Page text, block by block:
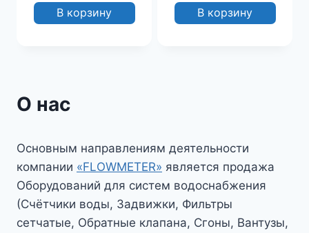
83
000
82
200
В корзину
650
000 UZS.
550
000 UZS.
В корзину
О нас
Основным направлениям деятельности
компании «FLOWMETER» является продажа
Оборудований для систем водоснабжения
(Счётчики воды, Задвижки, Фильтры
сетчатые, Обратные клапана, Сгоны, Вантузы,